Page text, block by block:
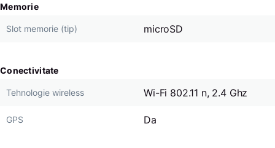
Memorie
Slot memorie (tip) microSD
Conectivitate
Tehnologie wireless Wi-Fi 802.11 n, 2.4 Ghz
GPS Da